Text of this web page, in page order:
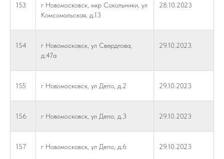
153
г Новомосковск, мкр Сокольники, ул
Комсомольская, д.13
28.10.2023
154
г Новомосковск, ул Свердлова,
д.47а
29.10.2023
155 г Новомосковск, ул Депо, д.2 29.10.2023
156 г Новомосковск, ул Депо, д.3 29.10.2023
157 г Новомосковск, ул Депо, д.6 29.10.2023